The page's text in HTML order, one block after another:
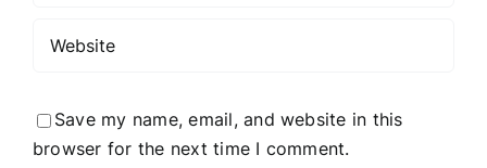
Save my name, email, and website in this
browser for the next time I comment.